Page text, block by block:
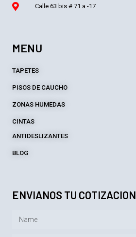
Calle 63 bis # 71 a -17
MENU
TAPETES
PISOS DE CAUCHO
ZONAS HUMEDAS
CINTAS
ANTIDESLIZANTES
BLOG
ENVIANOS TU COTIZACION